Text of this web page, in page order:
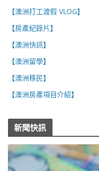
【澳洲打工渡假 VLOG】
【房產紀錄片】
【澳洲快訊】
【澳洲留學】
【澳洲移民】
【澳洲房產項目介紹】
新聞快訊